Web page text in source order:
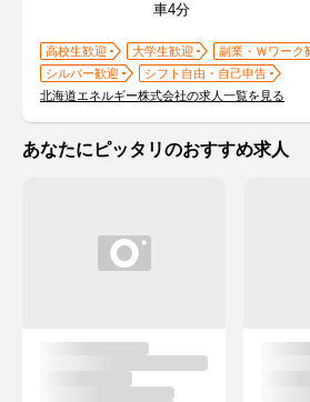
車4分
高校生歓迎 大学生歓迎
副業・Ｗワーク
シルバー歓迎
シフト自由・自己申告
北海道エネルギー株式会社の求人一覧を見る
あなたにピッタリのおすすめ求人